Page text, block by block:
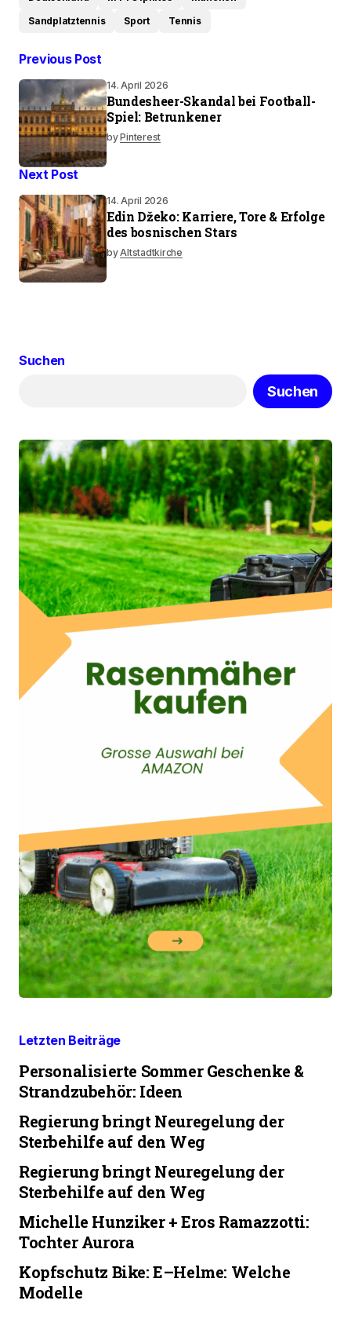
Sandplatztennis
Sport Tennis
Previous Post
14. April 2026
Bundesheer-Skandal bei Football-
Spiel: Betrunkener
byPinterest
Next Post
14. April 2026
Edin Džeko: Karriere, Tore & Erfolge
des bosnischen Stars
byAltstadtkirche
Suchen
Suchen
Letzten Beiträge
Personalisierte Sommer Geschenke &
Strandzubehör: Ideen
Regierung bringt Neuregelung der
Sterbehilfe auf den Weg
Regierung bringt Neuregelung der
Sterbehilfe auf den Weg
Michelle Hunziker + Eros Ramazzotti:
Tochter Aurora
Kopfschutz Bike: E–Helme: Welche
Modelle